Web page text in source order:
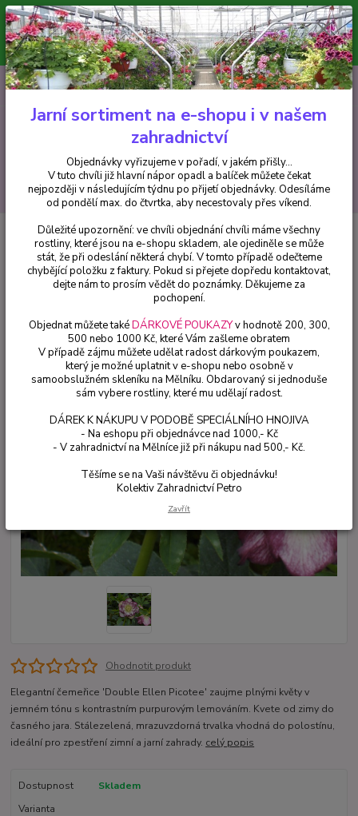
Minimální hodnota pro odeslání z e-shopu je 300 Kč.
V tuto chvíli již hlavní nápor objednávek opadl a balíček můžete čekat
nejpozději v následujícím týdnu po přijetí objednávky. Objednávky
vyřizujeme v pořadí, v jakém přišly...
CZK
Hledat
+420 602 223 614 0ks
za0 Kč
Helleborusy - čemeřice
Helleborus -čemeřice,Double Ellen Picotee -
Helleborus -čemeřice,Double
Ellen Picotee - 1 ks
Ohodnotit produkt
Elegantní čemeřice 'Double Ellen Picotee' zaujme plnými květy v
jemném tónu s kontrastním purpurovým lemováním. Kvete od zimy do
časného jara. Stálezelená, mrazuvzdorná trvalka vhodná do polostínu,
ideální pro zpestření zimní a jarní zahrady. celý popis
Dostupnost
Skladem
Varianta
Jarní sortiment na e-shopu i v našem
zahradnictví
Objednávky vyřizujeme v pořadí, v jakém přišly...
V tuto chvíli již hlavní nápor opadl a balíček můžete čekat
nejpozději v následujícím týdnu po přijetí objednávky. Odesíláme
od pondělí max. do čtvrtka, aby necestovaly přes víkend.
Důležité upozornění: ve chvíli objednání chvíli máme všechny
rostliny, které jsou na e-shopu skladem, ale ojediněle se může
stát, že při odeslání některá chybí. V tomto případě odečteme
chybějící položku z faktury. Pokud si přejete dopředu kontaktovat,
dejte nám to prosím vědět do poznámky. Děkujeme za
pochopení.
Objednat můžete takéDÁRKOVÉ POUKAZYv hodnotě 200, 300,
500 nebo 1000 Kč, které Vám zašleme obratem
V případě zájmu můžete udělat radost dárkovým poukazem,
který je možné uplatnit v e-shopu nebo osobně v
samoobslužném skleníku na Mělníku. Obdarovaný si jednoduše
sám vybere rostliny, které mu udělají radost.
DÁREK K NÁKUPU V PODOBĚ SPECIÁLNÍHO HNOJIVA
- Na eshopu při objednávce nad 1000,- Kč
- V zahradnictví na Mělníce již při nákupu nad 500,- Kč.
Těšíme se na Vaši návštěvu či objednávku!
Kolektiv Zahradnictví Petro
Zavřít